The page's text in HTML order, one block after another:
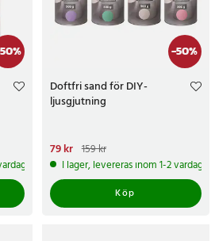
50% -50%
Doftfri sand för DIY-
ljusgjutning
Nuvarande pris
pris:159 kr
79 kr 159 kr
I lager, levereras inom 1-2 vardagar
Köp